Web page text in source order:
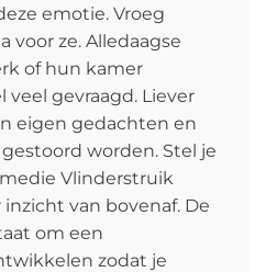
emotie. Vroeg
voor ze. Alledaagse
of hun kamer
gevraagd. Liever
eigen gedachten en
worden. Stel je
Vlinderstruik
van bovenaf. De
om een
zodat je